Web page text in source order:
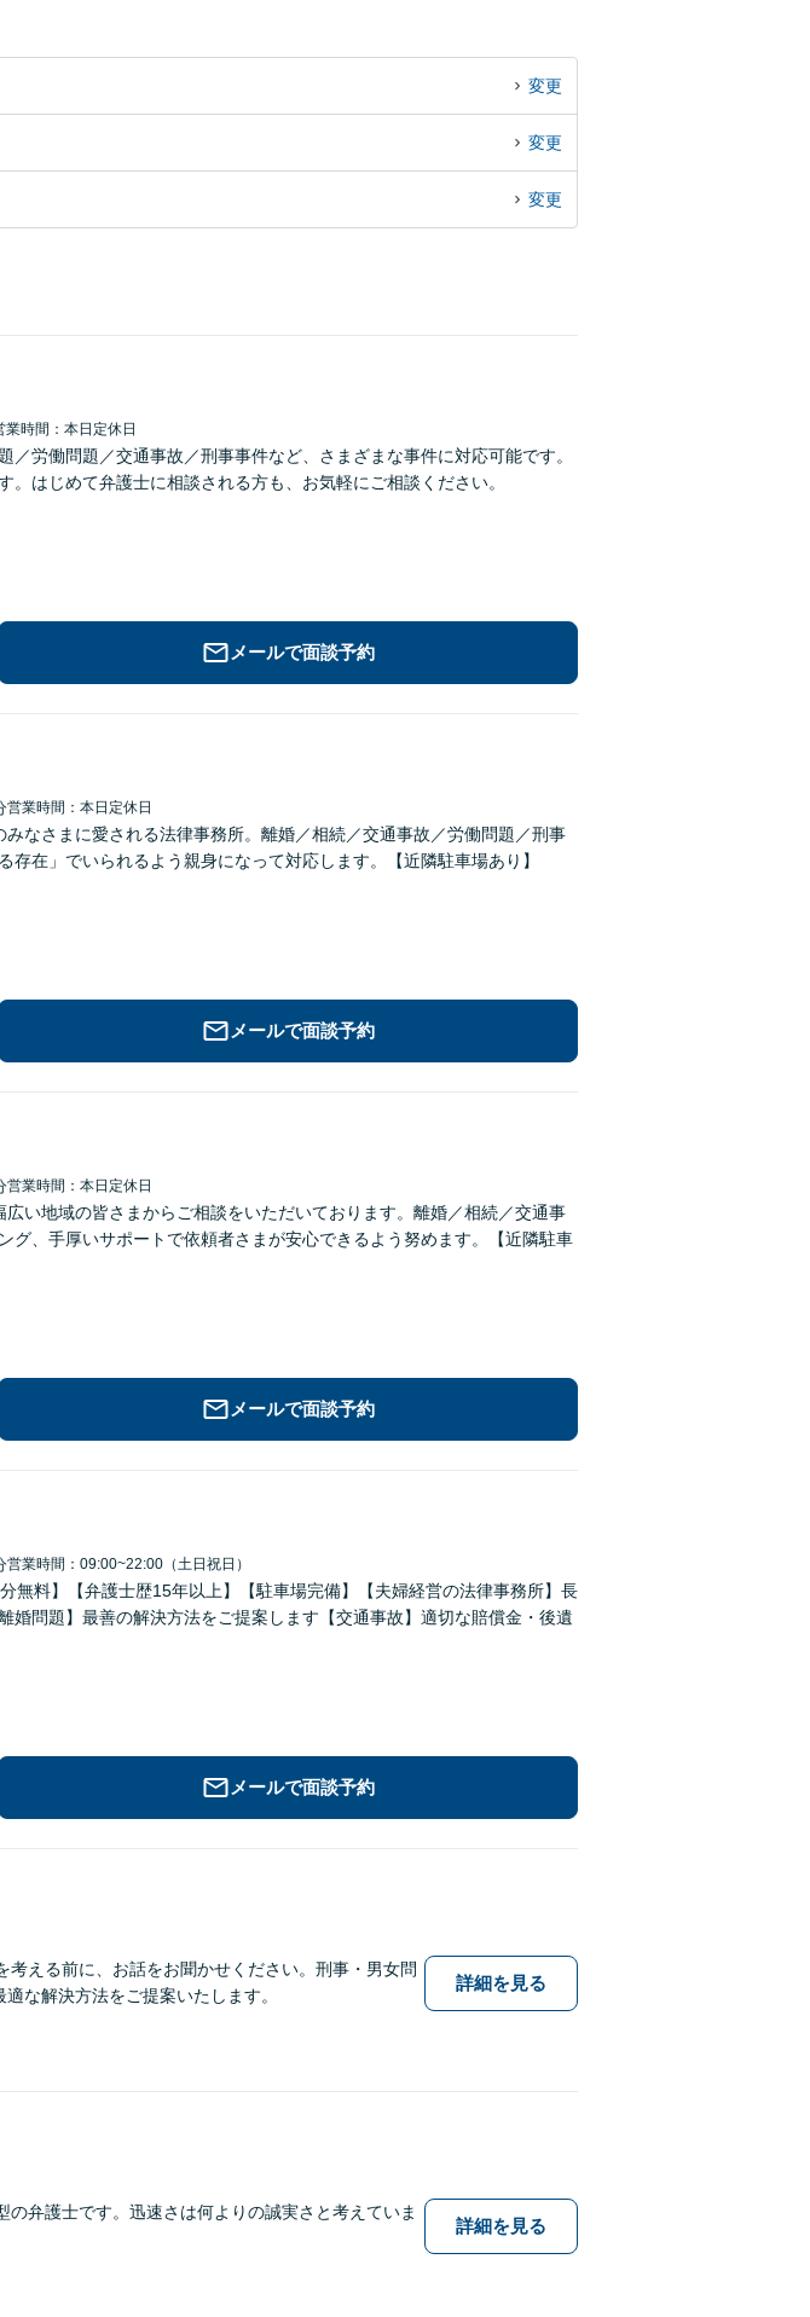
変更
変更
変更
業時間：本日定休日
／労働問題／交通事故／刑事事件など、さまざまな事件に対応可能です。
はじめて弁護士に相談される方も、お気軽にご相談ください。
メールで面談予約
営業時間：本日定休日
みなさまに愛される法律事務所。離婚／相続／交通事故／労働問題／刑事
在」でいられるよう親身になって対応します。【近隣駐車場あり】
メールで面談予約
営業時間：本日定休日
広い地域の皆さまからご相談をいただいております。離婚／相続／交通事
グ、手厚いサポートで依頼者さまが安心できるよう努めます。【近隣駐車
メールで面談予約
営業時間：09:00~22:00（土日祝日）
無料】【弁護士歴15年以上】【駐車場完備】【夫婦経営の法律事務所】長
婚問題】最善の解決方法をご提案します【交通事故】適切な賠償金・後遺
メールで面談予約
考える前に、お話をお聞かせください。刑事・男女問
な解決方法をご提案いたします。
詳細を見る
の弁護士です。迅速さは何よりの誠実さと考えていま
詳細を見る